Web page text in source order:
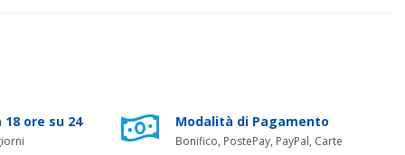
ore su 24 Modalità di Pagamento
Bonifico, PostePay, PayPal, Carte